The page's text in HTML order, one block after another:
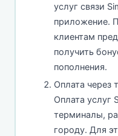
услуг связи
приложение.
клиентам
получить
пополнения.
Оплата через
Оплата услуг
терминалы,
городу. Для